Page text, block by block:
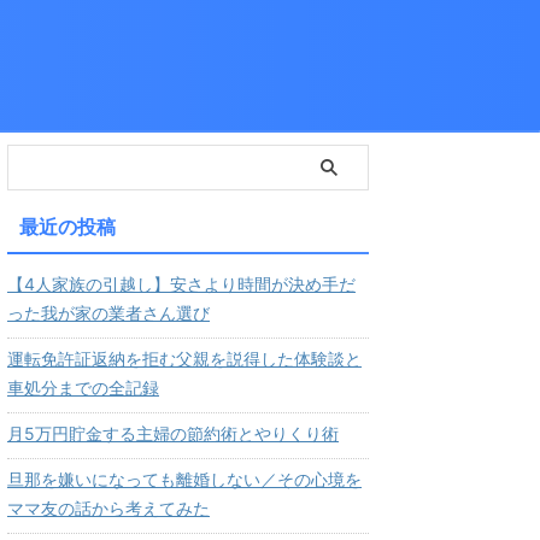
最近の投稿
【4人家族の引越し】安さより時間が決め手だ
った我が家の業者さん選び
運転免許証返納を拒む父親を説得した体験談と
車処分までの全記録
月5万円貯金する主婦の節約術とやりくり術
旦那を嫌いになっても離婚しない／その心境を
ママ友の話から考えてみた